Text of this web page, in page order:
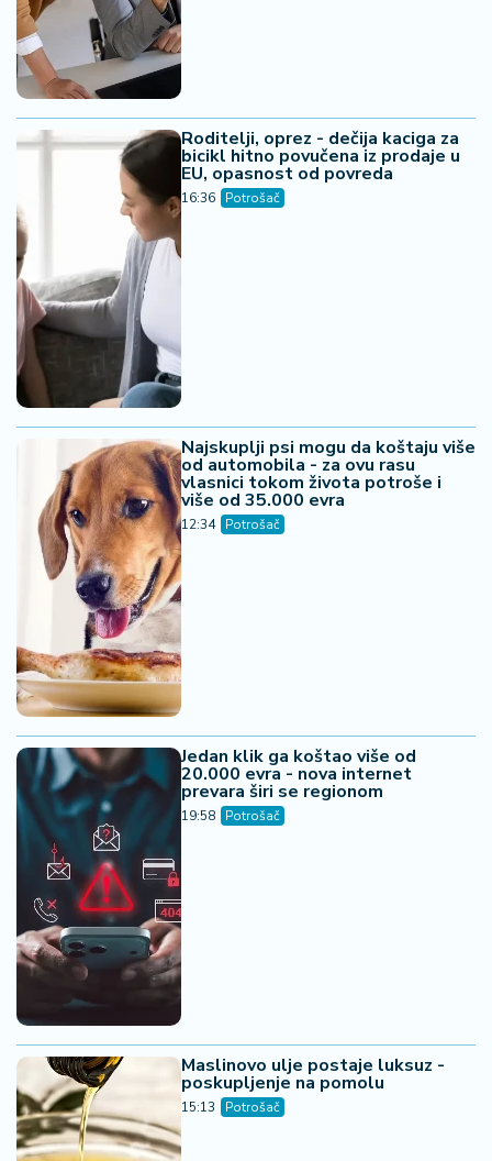
Roditelji, oprez - dečija kaciga za
bicikl hitno povučena iz prodaje u
EU, opasnost od povreda
16:36 Potrošač
Najskuplji psi mogu da koštaju više
od automobila - za ovu rasu
vlasnici tokom života potroše i
više od 35.000 evra
12:34 Potrošač
Jedan klik ga koštao više od
20.000 evra - nova internet
prevara širi se regionom
19:58 Potrošač
Maslinovo ulje postaje luksuz -
poskupljenje na pomolu
15:13 Potrošač